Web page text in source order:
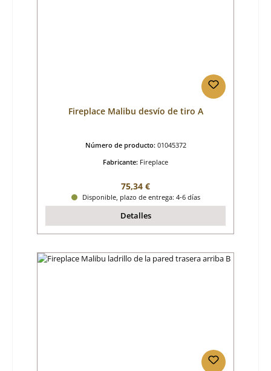
Fireplace Malibu desvío de tiro A
Número de producto: 01045372
Fabricante: Fireplace
Precio normal:
75,34 €
Disponible, plazo de entrega: 4-6 días
Detalles